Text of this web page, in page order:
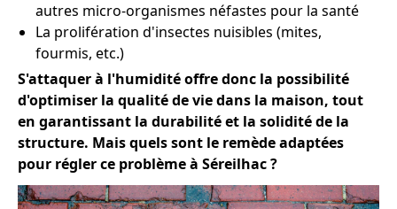
autres micro-organismes néfastes pour la santé
La prolifération d'insectes nuisibles (mites,
fourmis, etc.)
S'attaquer à l'humidité offre donc la possibilité
d'optimiser la qualité de vie dans la maison, tout
en garantissant la durabilité et la solidité de la
structure. Mais quels sont le remède adaptées
pour régler ce problème à Séreilhac ?